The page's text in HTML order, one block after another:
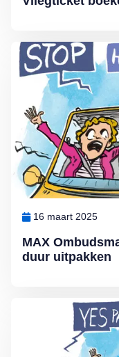
MAX
duur uitpakken
16 maart 2025
Lees meer over MAX
Lees meer over De